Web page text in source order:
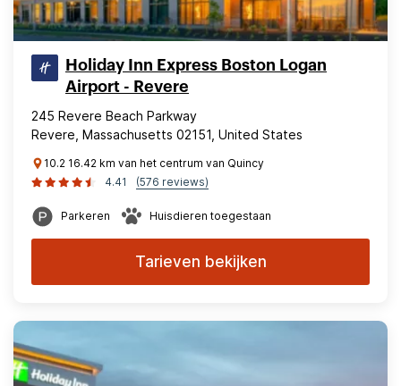
Holiday Inn Express Boston Logan
Airport - Revere
245 Revere Beach Parkway
Revere, Massachusetts 02151, United States
10.2 16.42 km van het centrum van Quincy
4.41
(576 reviews)
Parkeren Huisdieren toegestaan
Tarieven bekijken